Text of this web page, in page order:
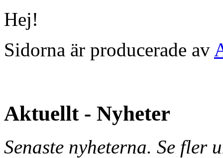
Hej!
Sidorna är producerade av
Aktuellt - Nyheter
Senaste nyheterna. Se